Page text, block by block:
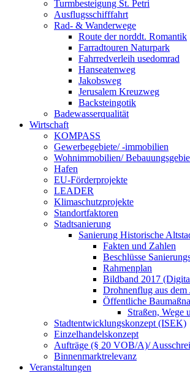
Turmbesteigung St. Petri
Ausflugsschifffahrt
Rad- & Wanderwege
Route der norddt. Romantik
Farradtouren Naturpark
Fahrredverleih usedomrad
Hanseatenweg
Jakobsweg
Jerusalem Kreuzweg
Backsteingotik
Badewasserqualität
Wirtschaft
KOMPASS
Gewerbegebiete/ -immobilien
Wohnimmobilien/
Hafen
EU-Förderprojekte
LEADER
Klimaschutzprojekte
Standortfaktoren
Stadtsanierung
Sanierung Historische
Fakten und Zahlen
Beschlüsse
Rahmenplan
Bildband 2017
Drohnenflug aus dem
Öffentliche
Straßen, Wege
Stadtentwicklungskonzept (ISEK)
Einzelhandelskonzept
Aufträge (§ 20 VOB/A)/
Binnenmarktrelevanz
Veranstaltungen